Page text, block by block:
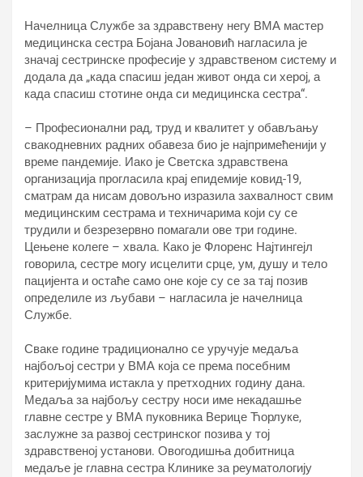
Начелница Службе за здравствену негу ВМА мастер
медицинска сестра Бојана Јовановић нагласила је
значај сестринске професије у здравственом систему и
додала да „када спасиш један живот онда си херој, а
када спасиш стотине онда си медицинска сестра“.
– Професионални рад, труд и квалитет у обављању
свакодневних радних обавеза био је најпримећенији у
време пандемије. Иако је Светска здравствена
организација прогласила крај епидемије ковид-19,
сматрам да нисам довољно изразила захвалност свим
медицинским сестрама и техничарима који су се
трудили и безрезервно помагали ове три године.
Цењене колеге – хвала. Како је Флоренс Најтингејл
говорила, сестре могу исцелити срце, ум, душу и тело
пацијента и остаће само оне које су се за тај позив
определиле из љубави – нагласила је начелница
Службе.
Сваке године традиционално се уручује медаља
најбољој сестри у ВМА која се према посебним
критеријумима истакла у претходних годину дана.
Медаља за најбољу сестру носи име некадашње
главне сестре у ВМА пуковника Верице Ћорлуке,
заслужне за развој сестринског позива у тој
здравственој установи. Овогодишња добитница
медаље је главна сестра Клинике за реуматологију